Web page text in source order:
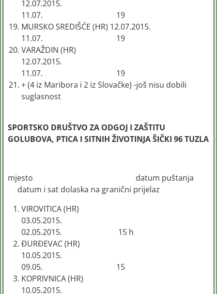
12.07.2015.
11.07. 19
MURSKO SREDIŠĆE (HR) 12.07.2015.
11.07. 19
VARAŽDIN (HR)
12.07.2015.
11.07. 19
+ (4 iz Maribora i 2 iz Slovačke) -još nisu dobili
suglasnost
SPORTSKO DRUŠTVO ZA ODGOJ I ZAŠTITU
GOLUBOVA, PTICA I SITNIH ŽIVOTINJA ŠIČKI 96 TUZLA
mjesto datum puštanja
datum i sat dolaska na granični prijelaz
VIROVITICA (HR)
03.05.2015.
02.05.2015. 15 h
ĐURĐEVAC (HR)
10.05.2015.
09.05. 15
KOPRIVNICA (HR)
10.05.2015.